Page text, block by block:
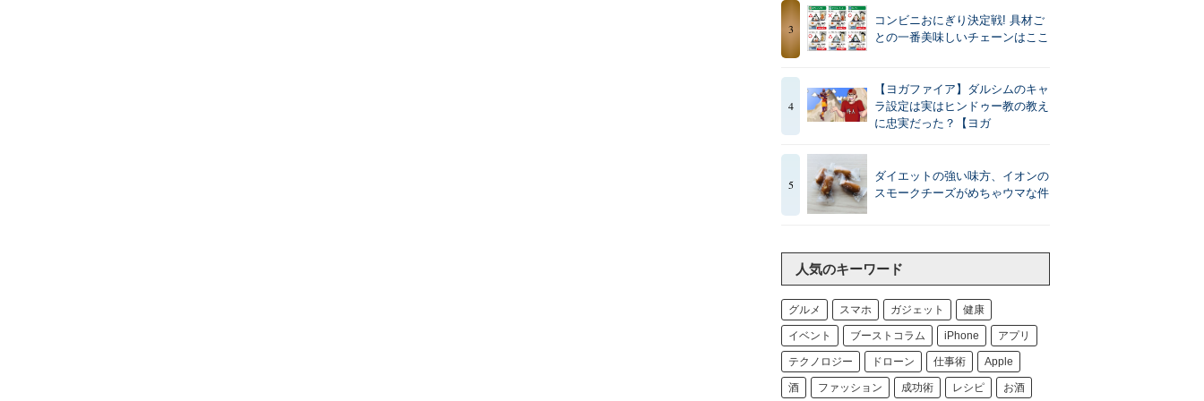
3
コンビニおにぎり決定戦! 具材ご
との一番美味しいチェーンはここ
4
【ヨガファイア】ダルシムのキャ
ラ設定は実はヒンドゥー教の教え
に忠実だった？【ヨガ
5
ダイエットの強い味方、イオンの
スモークチーズがめちゃウマな件
人気のキーワード
グルメ スマホ ガジェット 健康
イベント ブーストコラム iPhone アプリ
テクノロジー ドローン 仕事術 Apple
酒 ファッション 成功術 レシピ お酒